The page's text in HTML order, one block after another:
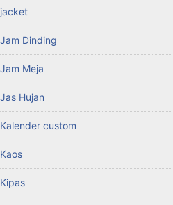
jacket
Jam Dinding
Jam Meja
Jas Hujan
Kalender custom
Kaos
Kipas